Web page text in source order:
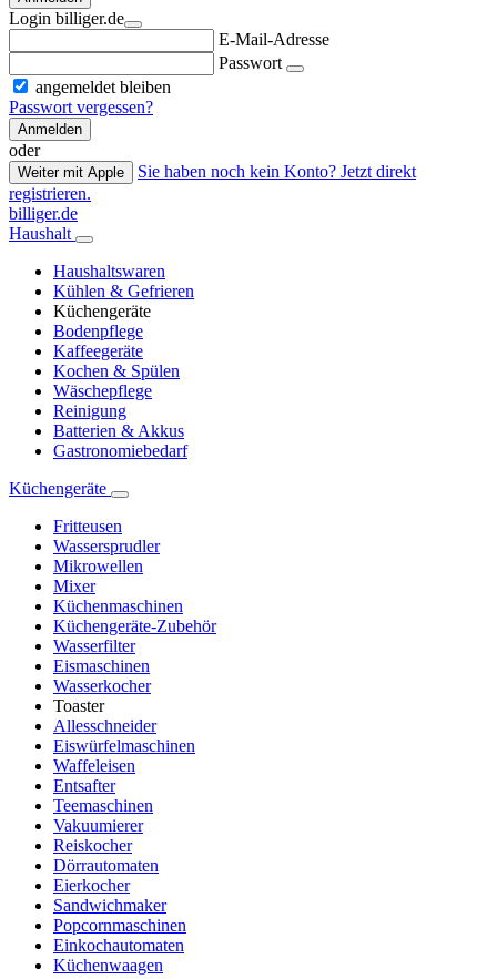
Login billiger.de
E-Mail-Adresse
Passwort
angemeldet bleiben
Passwort vergessen?
Anmelden
oder
Weiter mit Apple
Sie haben noch kein Konto? Jetzt direkt
registrieren.
billiger.de
Haushalt
Haushaltswaren
Kühlen & Gefrieren
Küchengeräte
Bodenpflege
Kaffeegeräte
Kochen & Spülen
Wäschepflege
Reinigung
Batterien & Akkus
Gastronomiebedarf
Küchengeräte
Fritteusen
Wassersprudler
Mikrowellen
Mixer
Küchenmaschinen
Küchengeräte-Zubehör
Wasserfilter
Eismaschinen
Wasserkocher
Toaster
Allesschneider
Eiswürfelmaschinen
Waffeleisen
Entsafter
Teemaschinen
Vakuumierer
Reiskocher
Dörrautomaten
Eierkocher
Sandwichmaker
Popcornmaschinen
Einkochautomaten
Küchenwaagen